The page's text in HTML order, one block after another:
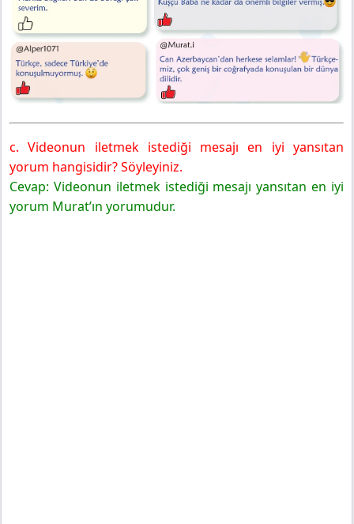
c. Videonun iletmek istediği mesajı en iyi yansıtan
yorum hangisidir? Söyleyiniz.
Cevap: Videonun iletmek istediği mesajı yansıtan en iyi
yorum Murat’ın yorumudur.